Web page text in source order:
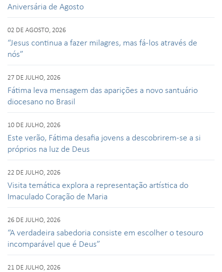
Aniversária de Agosto
02 DE AGOSTO, 2026
“Jesus continua a fazer milagres, mas fá-los através de
nós”
27 DE JULHO, 2026
Fátima leva mensagem das aparições a novo santuário
diocesano no Brasil
10 DE JULHO, 2026
Este verão, Fátima desafia jovens a descobrirem-se a si
próprios na luz de Deus
22 DE JULHO, 2026
Visita temática explora a representação artística do
Imaculado Coração de Maria
26 DE JULHO, 2026
“A verdadeira sabedoria consiste em escolher o tesouro
incomparável que é Deus”
21 DE JULHO, 2026